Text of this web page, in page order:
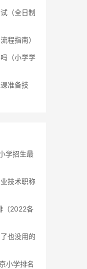
（全日制
程指南）
（小学学
准备技
学招生最
技术职称
（2022各
也没用的
小学排名